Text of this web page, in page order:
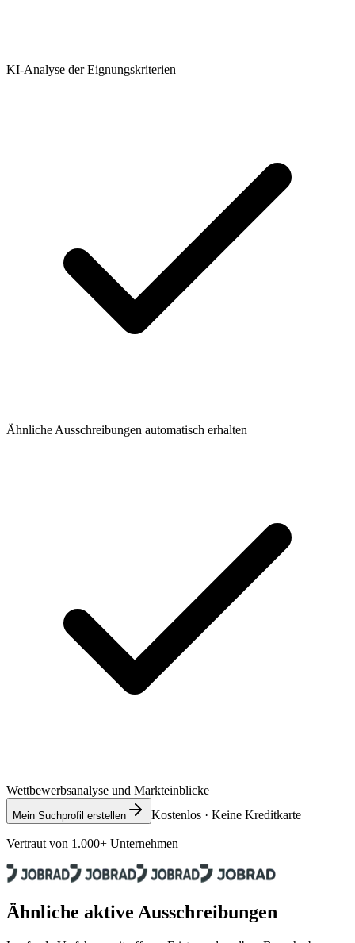
KI-Analyse der Eignungskriterien
Ähnliche Ausschreibungen automatisch erhalten
Wettbewerbsanalyse und Markteinblicke
Mein Suchprofil erstellen Kostenlos · Keine Kreditkarte
Vertraut von 1.000+ Unternehmen
Ähnliche aktive Ausschreibungen